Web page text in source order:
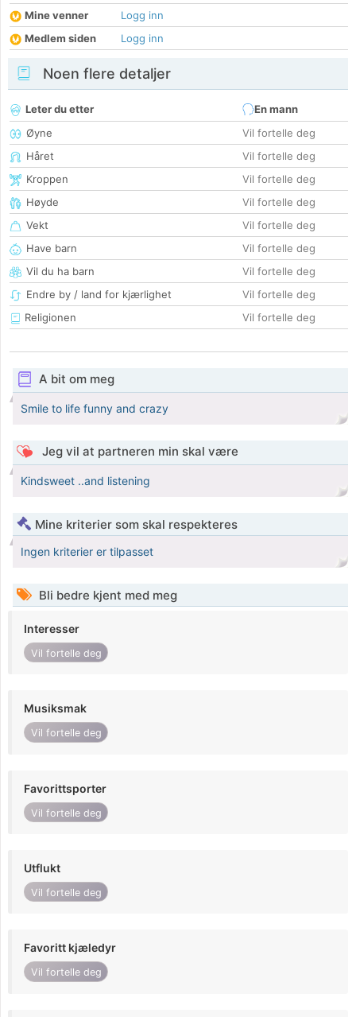
Mine venner
Logg inn
Medlem siden
Logg inn
Noen flere detaljer
Leter du etter
En mann
Øyne
Vil fortelle deg
Håret
Vil fortelle deg
Kroppen
Vil fortelle deg
Høyde
Vil fortelle deg
Vekt
Vil fortelle deg
Have barn
Vil fortelle deg
Vil du ha barn
Vil fortelle deg
Endre by / land for kjærlighet
Vil fortelle deg
Religionen
Vil fortelle deg
A bit om meg
Smile to life funny and crazy
Jeg vil at partneren min skal være
Kindsweet ..and listening
Mine kriterier som skal respekteres
Ingen kriterier er tilpasset
Bli bedre kjent med meg
Interesser
Vil fortelle deg
Musiksmak
Vil fortelle deg
Favorittsporter
Vil fortelle deg
Utflukt
Vil fortelle deg
Favoritt kjæledyr
Vil fortelle deg